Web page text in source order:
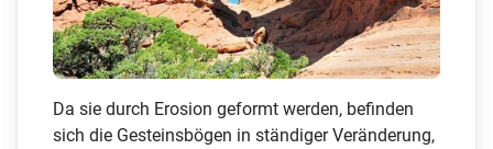
Da sie durch Erosion geformt werden, befinden
sich die Gesteinsbögen in ständiger Veränderung,